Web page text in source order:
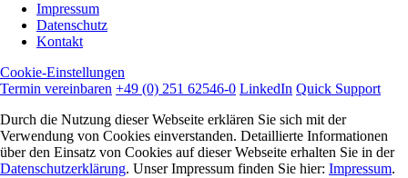
überspringen
Impressum
Datenschutz
Kontakt
Cookie-Einstellungen
Termin vereinbaren +49 (0) 251 62546-0 LinkedIn Quick Support
Durch die Nutzung dieser Webseite erklären Sie sich mit der
Verwendung von Cookies einverstanden. Detaillierte Informationen
über den Einsatz von Cookies auf dieser Webseite erhalten Sie in der
Datenschutzerklärung. Unser Impressum finden Sie hier: Impressum.